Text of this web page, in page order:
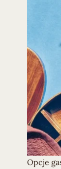
Opcje